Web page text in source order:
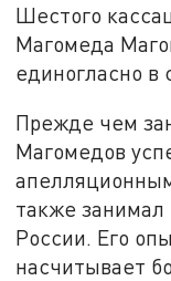
Шестого
Магомеда
единогласно в
Прежде чем
Магомедов
также занимал
России. Его
насчитывает